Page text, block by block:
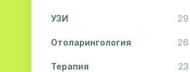
УЗИ 29
Отоларингология 26
Терапия 23